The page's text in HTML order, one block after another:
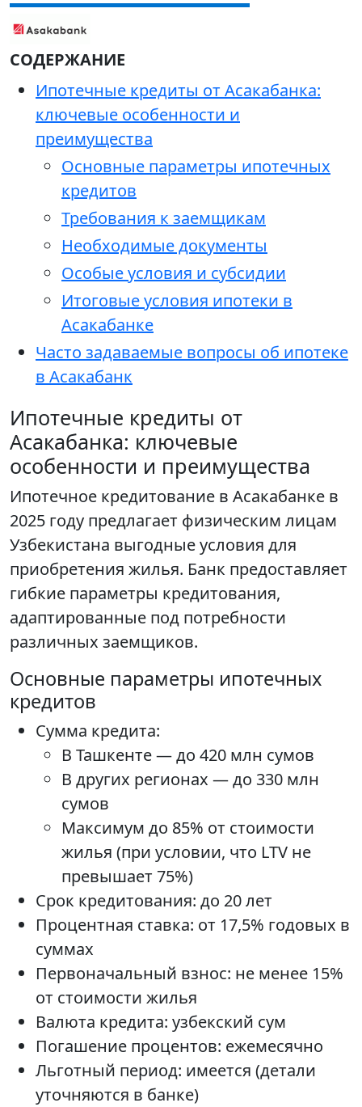
СОДЕРЖАНИЕ
Ипотечные кредиты от Асакабанка:
ключевые особенности и
преимущества
Основные параметры ипотечных
кредитов
Требования к заемщикам
Необходимые документы
Особые условия и субсидии
Итоговые условия ипотеки в
Асакабанке
Часто задаваемые вопросы об ипотеке
в Асакабанк
Ипотечные кредиты от
Асакабанка: ключевые
особенности и преимущества
Ипотечное кредитование в Асакабанке в
2025 году предлагает физическим лицам
Узбекистана выгодные условия для
приобретения жилья. Банк предоставляет
гибкие параметры кредитования,
адаптированные под потребности
различных заемщиков.
Основные параметры ипотечных
кредитов
Сумма кредита:
В Ташкенте — до 420 млн сумов
В других регионах — до 330 млн
сумов
Максимум до 85% от стоимости
жилья (при условии, что LTV не
превышает 75%)
Срок кредитования: до 20 лет
Процентная ставка: от 17,5% годовых в
суммах
Первоначальный взнос: не менее 15%
от стоимости жилья
Валюта кредита: узбекский сум
Погашение процентов: ежемесячно
Льготный период: имеется (детали
уточняются в банке)